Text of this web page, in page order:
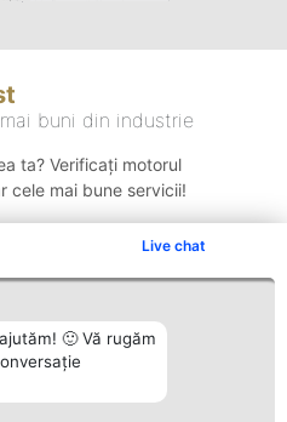
Live chat
🙂 Vă rugăm
buni din industrie
ta? Verificați motorul
cele mai bune servicii!